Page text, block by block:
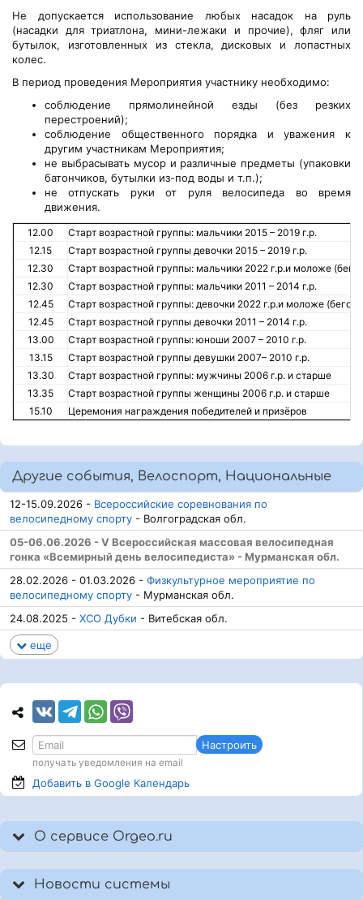
Не допускается использование любых насадок на руль
(насадки для триатлона, мини-лежаки и прочие), фляг или
бутылок, изготовленных из стекла, дисковых и лопастных
колес.
В период проведения Мероприятия участнику необходимо:
соблюдение прямолинейной езды (без резких
перестроений);
соблюдение общественного порядка и уважения к
другим участникам Мероприятия;
не выбрасывать мусор и различные предметы (упаковки
батончиков, бутылки из-под воды и т.п.);
не отпускать руки от руля велосипеда во время
движения.
12.00
Старт возрастной группы: мальчики 2015 – 2019 г.р.
12.15
Старт возрастной группы девочки 2015 – 2019 г.р.
12.30
Старт возрастной группы: мальчики 2022 г.р.и моложе
12.30
Старт возрастной группы: мальчики 2011 – 2014 г.р.
12.45
Старт возрастной группы: девочки 2022 г.р.и моложе
12.45
Старт возрастной группы девочки 2011 – 2014 г.р.
13.00
Старт возрастной группы: юноши 2007 – 2010 г.р.
13.15
Старт возрастной группы девушки 2007– 2010 г.р.
13.30
Старт возрастной группы: мужчины 2006 г.р. и старше
13.35
Старт возрастной группы женщины 2006 г.р. и старше
15.10
Церемония награждения победителей и призёров
Другие события, Велоспорт, Национальные
12-15.09.2026 - Всероссийские соревнования по
велосипедному спорту - Волгоградская обл.
05-06.06.2026 - V Всероссийская массовая велосипедная
гонка «Всемирный день велосипедиста» - Мурманская обл.
28.02.2026 - 01.03.2026 - Физкультурное мероприятие по
велосипедному спорту - Мурманская обл.
24.08.2025 - ХСО Дубки - Витебская обл.
еще
Настроить
получать уведомления на email
Добавить в Google Календарь
О сервисе Orgeo.ru
Новости системы